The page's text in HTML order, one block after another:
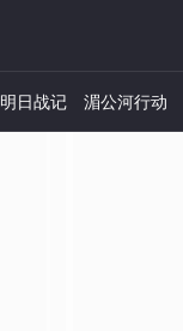
明日战记 湄公河行动